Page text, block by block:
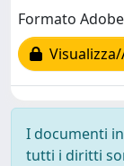
Formato
I documenti
tutti i diritti